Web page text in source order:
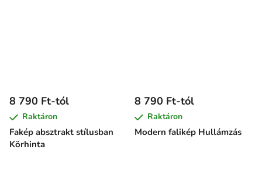
Fakép absztrakt stílusban
Körhinta
8 790 Ft-tól
Raktáron
Modern falikép Hullámzás
8 790 Ft-tól
Raktáron